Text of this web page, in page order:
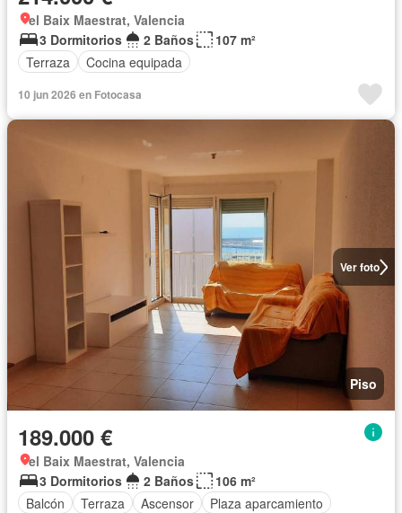
el Baix Maestrat, Valencia
3 Dormitorios
2 Baños
107 m²
Terraza
Cocina equipada
10 jun 2026 en Fotocasa
Ver foto
Piso
189.000 €
el Baix Maestrat, Valencia
3 Dormitorios
2 Baños
106 m²
Balcón
Terraza Ascensor
Plaza aparcamiento